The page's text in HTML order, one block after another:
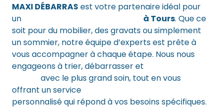
MAXI DÉBARRAS est votre partenaire idéal pour
un
à Tours. Que ce
soit pour du mobilier, des gravats ou simplement
un sommier, notre équipe d’experts est prête à
vous accompagner à chaque étape. Nous nous
engageons à trier, débarrasser et
avec le plus grand soin, tout en vous
offrant un service
personnalisé qui répond à vos besoins spécifiques.